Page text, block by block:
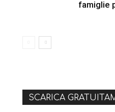
famiglie
SCARICA